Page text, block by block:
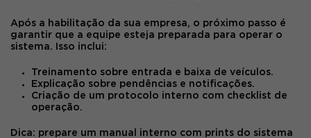
Após a habilitação da sua empresa, o próximo passo é
garantir que a equipe esteja preparada para operar o
sistema. Isso inclui:
Treinamento sobre entrada e baixa de veículos.
Explicação sobre pendências e notificações.
Criação de um protocolo interno com checklist de
operação.
Dica: prepare um manual interno com prints do sistema